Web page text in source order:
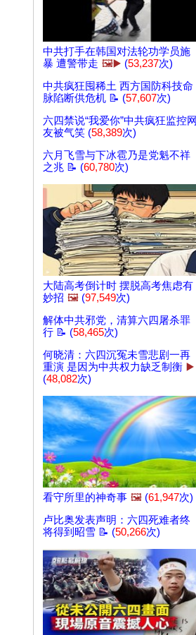
中共打手在韩国对法轮功学员施
暴 遭警带走 🖼️▶️ (53,237次)
中共疯狂囤稀土 西方国防科技命
脉陷断供危机 📝 (57,607次)
六四禁说“我爱你”中共疯狂监控网
友被气笑 (58,389次)
六月飞雪与下冰雹乃是党魁不祥
之兆 📝 (60,780次)
大陆高考倒计时 摆脱高考焦虑有
妙招 🖼️ (97,549次)
解体中共邪党，清算六四屠杀罪
行 📝 (58,465次)
何晓清：六四沉冤未雪悲剧一再
重演 是因为中共权力缺乏制衡 ▶️
(48,082次)
看守所里的神奇事 🖼️ (61,947次)
卢比奥发表声明：六四死难者终
将得到昭雪 📝 (50,266次)